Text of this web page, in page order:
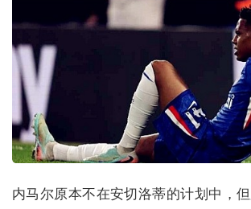
内马尔原本不在安切洛蒂的计划中，